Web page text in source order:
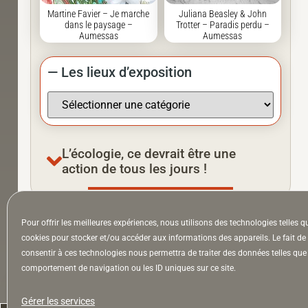
Pour offrir les meilleures expériences, nous utilisons des technologies telles
cookies pour stocker et/ou accéder aux informations des appareils. Le fait de
consentir à ces technologies nous permettra de traiter des données telles que
comportement de navigation ou les ID uniques sur ce site.
Gérer les services
Martine Favier – Je marche
dans le paysage –
Aumessas
Juliana Beasley & John
Trotter – Paradis perdu –
Aumessas
— Les lieux d’exposition
L’écologie, ce devrait être une
action de tous les jours !
À la Une Appel à auteurs Arts